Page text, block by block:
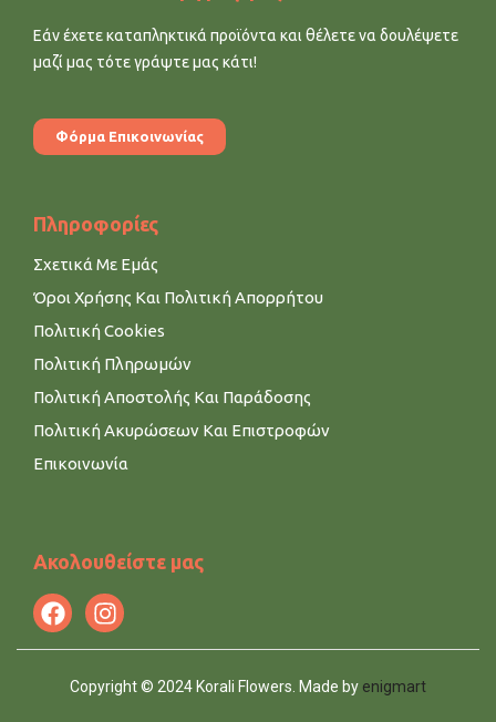
Εάν έχετε καταπληκτικά προϊόντα και θέλετε να δουλέψετε
μαζί μας τότε γράψτε μας κάτι!
Φόρμα Επικοινωνίας
Πληροφορίες
Σχετικά Με Εμάς
Όροι Χρήσης Και Πολιτική Απορρήτου
Πολιτική Cookies
Πολιτική Πληρωμών
Πολιτική Αποστολής Και Παράδοσης
Πολιτική Ακυρώσεων Και Επιστροφών
Επικοινωνία
Ακολουθείστε μας
Copyright © 2024 Korali Flowers. Made by enigmart